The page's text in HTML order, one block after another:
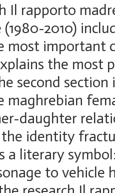
Il rapporto
(1980-2010)
most important
the most
second section
maghrebian
daughter
identity
a literary
to vehicle